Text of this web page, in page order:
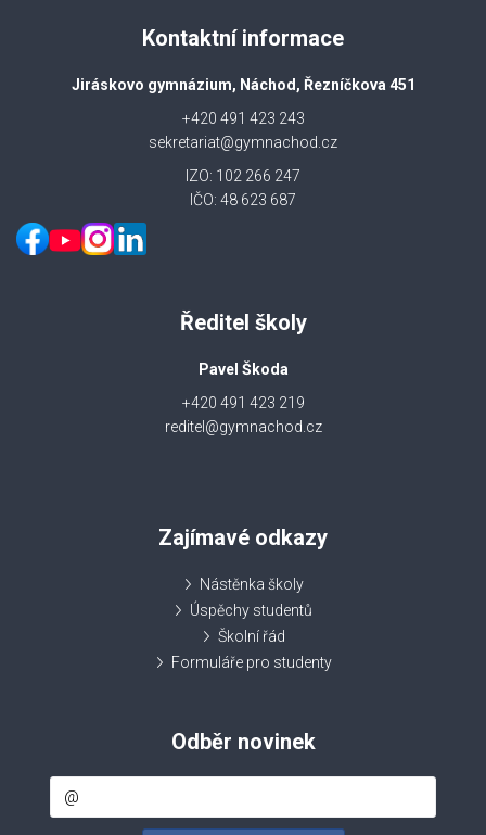
Kontaktní informace
Jiráskovo gymnázium, Náchod, Řezníčkova 451
+420 491 423 243
sekretariat@gymnachod.cz
IZO: 102 266 247
IČO: 48 623 687
Ředitel školy
Pavel Škoda
+420 491 423 219
reditel@gymnachod.cz
Zajímavé odkazy
Nástěnka školy
Úspěchy studentů
Školní řád
Formuláře pro studenty
Odběr novinek